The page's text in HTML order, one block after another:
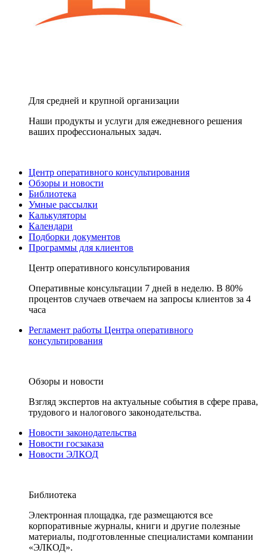
Для средней и крупной организации
Наши продукты и услуги для ежедневного решения
ваших профессиональных задач.
Центр оперативного консультирования
Обзоры и новости
Библиотека
Умные рассылки
Калькуляторы
Календари
Подборки документов
Программы для клиентов
Центр оперативного консультирования
Оперативные консультации 7 дней в неделю. В 80%
процентов случаев отвечаем на запросы клиентов за 4
часа
Регламент работы Центра оперативного
консультирования
Обзоры и новости
Взгляд экспертов на актуальные события в сфере права,
трудового и налогового законодательства.
Новости законодательства
Новости госзаказа
Новости ЭЛКОД
Библиотека
Электронная площадка, где размещаются все
корпоративные журналы, книги и другие полезные
материалы, подготовленные специалистами компании
«ЭЛКОД».